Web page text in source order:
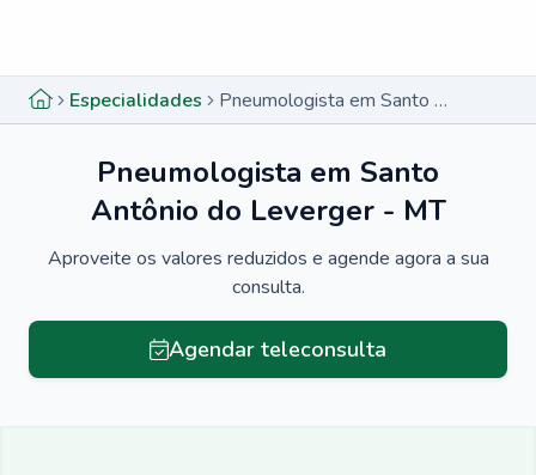
Especialidades Pneumologista em Santo Antônio do Leverger - MT
Pneumologista em Santo
Antônio do Leverger - MT
Aproveite os valores reduzidos e agende agora a sua
consulta.
Agendar teleconsulta